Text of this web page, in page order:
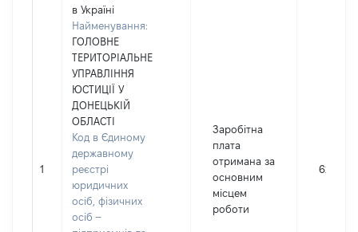
1
в Україні
Найменування:
ГОЛОВНЕ
ТЕРИТОРІАЛЬНЕ
УПРАВЛІННЯ
ЮСТИЦІЇ У
ДОНЕЦЬКІЙ
ОБЛАСТІ
Код в Єдиному
державному
реєстрі
юридичних
осіб, фізичних
осіб –
Заробітна
плата
отримана за
основним
місцем
роботи
62749